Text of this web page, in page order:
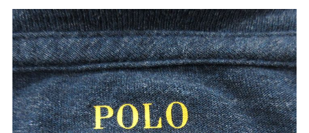
パンツ
W30以下 W31,W32
W33,W34 W35,W36
W37以上